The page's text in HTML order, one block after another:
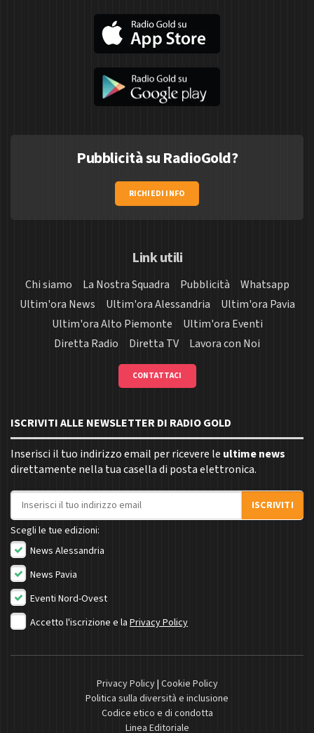
Pubblicità su RadioGold?
RICHIEDI INFO
Link utili
Chi siamo La Nostra Squadra Pubblicità
Whatsapp
Ultim'ora News
Ultim'ora Alessandria
Ultim'ora Pavia
Ultim'ora Alto Piemonte
Ultim'ora Eventi
Diretta Radio
Diretta TV Lavora con Noi
CONTATTACI
ISCRIVITI ALLE NEWSLETTER DI RADIO GOLD
Inserisci il tuo indirizzo email per ricevere le ultime news
direttamente nella tua casella di posta elettronica.
Indirizzo email
ISCRIVITI
Scegli le tue edizioni:
News Alessandria
News Pavia
Eventi Nord-Ovest
Accetto l'iscrizione e la Privacy Policy
Privacy Policy| Cookie Policy
Politica sulla diversità e inclusione
Codice etico e di condotta
Linea Editoriale